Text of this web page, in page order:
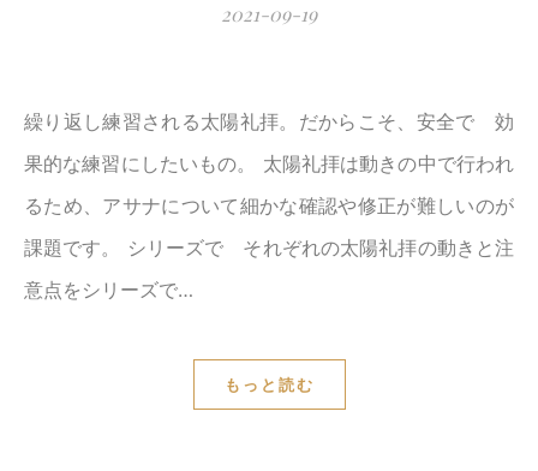
2021-09-19
繰り返し練習される太陽礼拝。だからこそ、安全で 効
果的な練習にしたいもの。 太陽礼拝は動きの中で行われ
るため、アサナについて細かな確認や修正が難しいのが
課題です。 シリーズで それぞれの太陽礼拝の動きと注
意点をシリーズで…
もっと読む